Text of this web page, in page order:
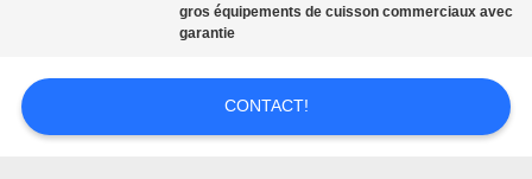
DE
gros équipements de cuisson commerciaux avec
garantie
CONTACT!